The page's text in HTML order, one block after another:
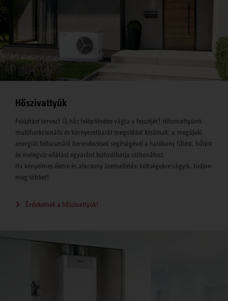
Hőszivattyúk
Felújítást tervez? Új ház felépítésébe vágta a fejszéjét? Hőszivattyúink
multifunkcionális és környezetbarát megoldást kínálnak: a megújuló
energiát felhasználó berendezések segítségével a hatékony fűtést, hűtést
és melegvíz-ellátást egyaránt biztosíthatja otthonához.
Ha kényelmes életre és alacsony üzemeltetési költségekre vágyik, tudjon
meg többet!
Érdekelnek a hőszivattyúk!